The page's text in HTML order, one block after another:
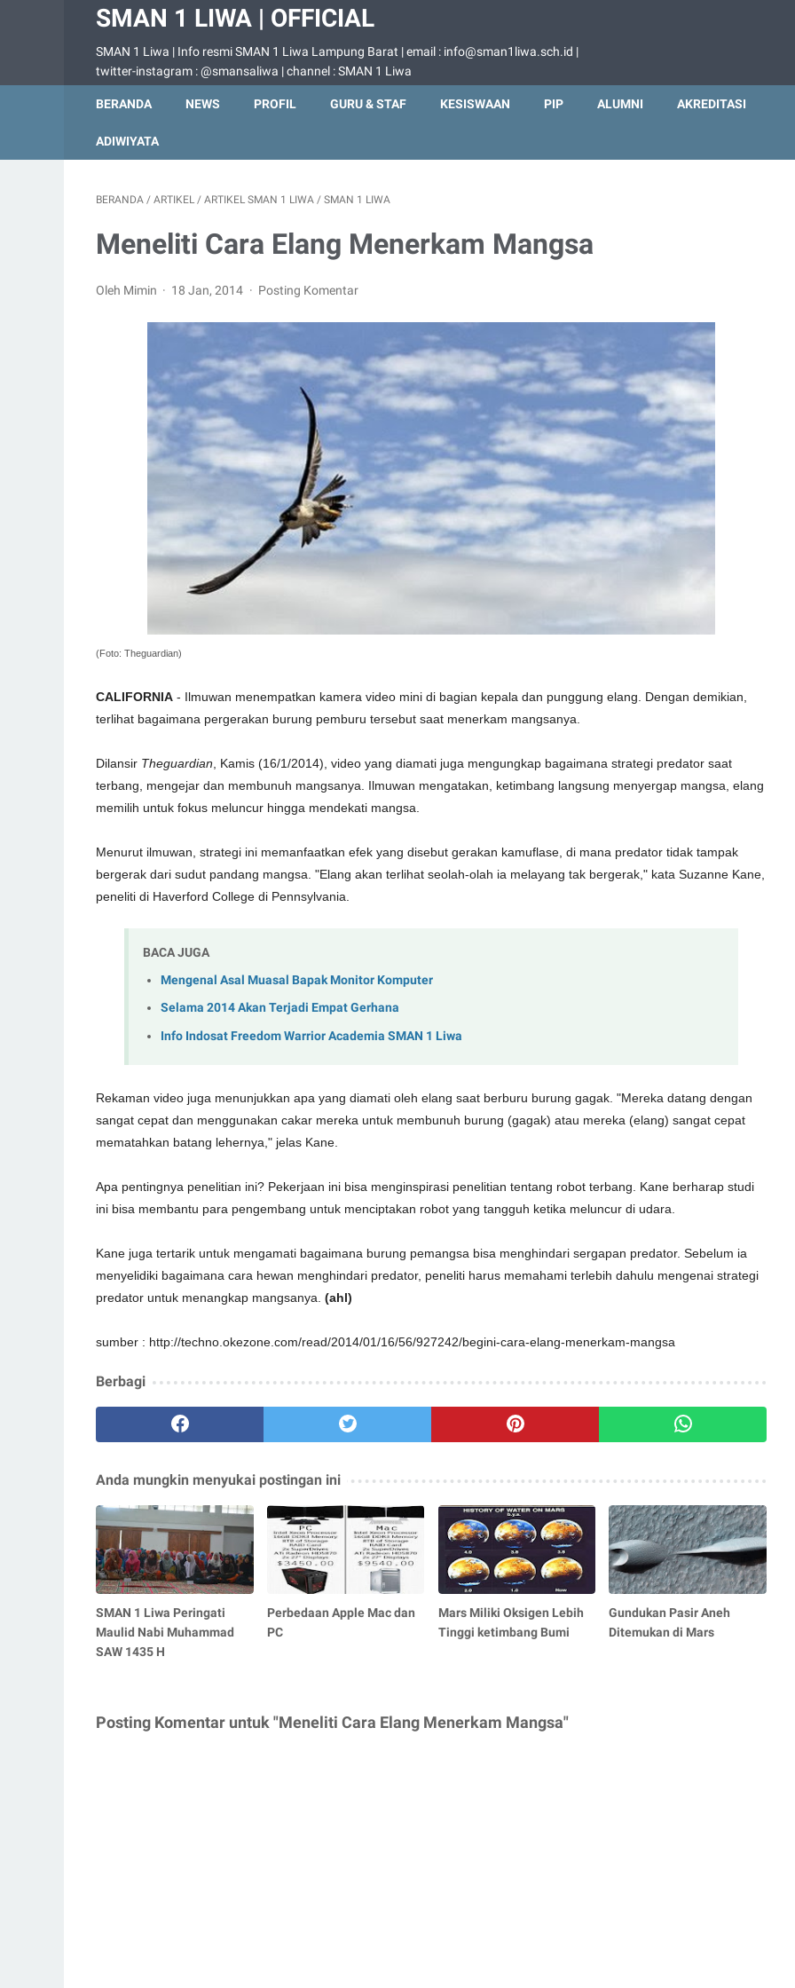
SMAN 1 LIWA | OFFICIAL
SMAN 1 Liwa | Info resmi SMAN 1 Liwa Lampung Barat | email : info@sman1liwa.sch.id |
twitter-instagram : @smansaliwa | channel : SMAN 1 Liwa
BERANDA NEWS PROFIL GURU & STAF KESISWAAN PIP ALUMNI AKREDITASI
ADIWIYATA
BERANDA / ARTIKEL / ARTIKEL SMAN 1 LIWA / SMAN 1 LIWA
Meneliti Cara Elang Menerkam Mangsa
Oleh Mimin 18 Jan, 2014 Posting Komentar
(Foto: Theguardian)
CALIFORNIA - Ilmuwan menempatkan kamera video mini di bagian kepala dan punggung elang. Dengan demikian,
terlihat bagaimana pergerakan burung pemburu tersebut saat menerkam mangsanya.
Dilansir Theguardian , Kamis (16/1/2014), video yang diamati juga mengungkap bagaimana strategi predator saat
terbang, mengejar dan membunuh mangsanya. Ilmuwan mengatakan, ketimbang langsung menyergap mangsa, elang
memilih untuk fokus meluncur hingga mendekati mangsa.
Menurut ilmuwan, strategi ini memanfaatkan efek yang disebut gerakan kamuflase, di mana predator tidak tampak
bergerak dari sudut pandang mangsa. "Elang akan terlihat seolah-olah ia melayang tak bergerak," kata Suzanne Kane,
peneliti di Haverford College di Pennsylvania.
BACA JUGA
Mengenal Asal Muasal Bapak Monitor Komputer
Selama 2014 Akan Terjadi Empat Gerhana
Info Indosat Freedom Warrior Academia SMAN 1 Liwa
Rekaman video juga menunjukkan apa yang diamati oleh elang saat berburu burung gagak. "Mereka datang dengan
sangat cepat dan menggunakan cakar mereka untuk membunuh burung (gagak) atau mereka (elang) sangat cepat
mematahkan batang lehernya," jelas Kane.
Apa pentingnya penelitian ini? Pekerjaan ini bisa menginspirasi penelitian tentang robot terbang. Kane berharap studi
ini bisa membantu para pengembang untuk menciptakan robot yang tangguh ketika meluncur di udara.
Kane juga tertarik untuk mengamati bagaimana burung pemangsa bisa menghindari sergapan predator. Sebelum ia
menyelidiki bagaimana cara hewan menghindari predator, peneliti harus memahami terlebih dahulu mengenai strategi
predator untuk menangkap mangsanya. (ahl)
sumber : http://techno.okezone.com/read/2014/01/16/56/927242/begini-cara-elang-menerkam-mangsa
Berbagi
Anda mungkin menyukai postingan ini
SMAN 1 Liwa Peringati
Maulid Nabi Muhammad
SAW 1435 H
Perbedaan Apple Mac dan
PC
Mars Miliki Oksigen Lebih
Tinggi ketimbang Bumi
Gundukan Pasir Aneh
Ditemukan di Mars
Posting Komentar untuk "Meneliti Cara Elang Menerkam Mangsa"